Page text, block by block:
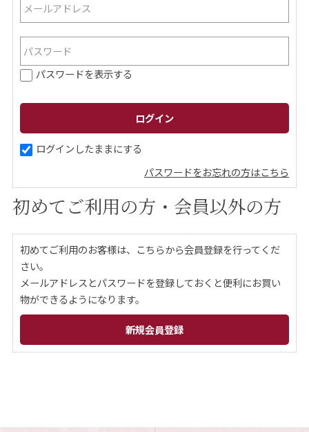
ご案内
ギフトサービス
について
お問い合わせ
0120-12-2486
【営業時間】8:30～17:30
休業日：日曜・祝日／土曜は不定休
お問い合わせフォームはこちら
パスワードを表示する
ログインしたままにする
パスワードをお忘れの方はこちら
初めてご利用の方・会員以外の方
初めてご利用のお客様は、こちらから会員登録を行ってくだ
さい。
メールアドレスとパスワードを登録しておくと便利にお買い
物ができるようになります。